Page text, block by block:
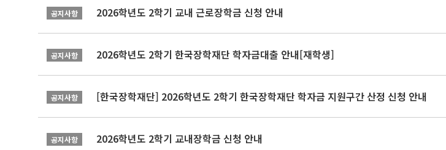
공지사항 2026학년도 2학기 교내 근로장학금 신청 안내
공지사항 2026학년도 2학기 한국장학재단 학자금대출 안내[재학생]
공지사항 [한국장학재단] 2026학년도 2학기 한국장학재단 학자금 지원구간 산정 신청 안내
공지사항 2026학년도 2학기 교내장학금 신청 안내